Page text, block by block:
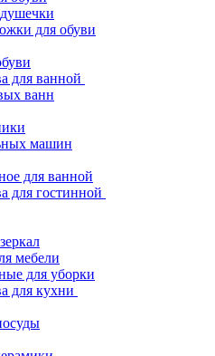
для обуви
для ванной
ванн
машин
для ванной
для гостинной
мебели
для уборки
для кухни